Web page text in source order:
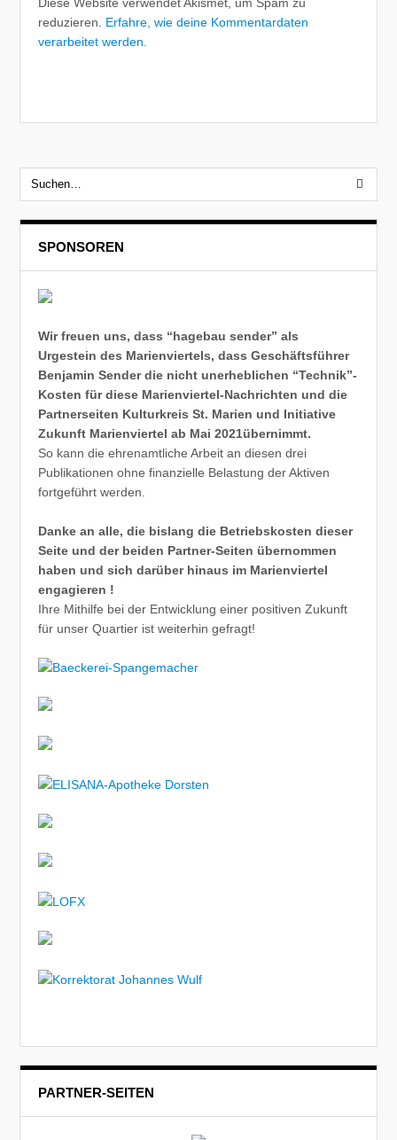
reduzieren. Erfahre, wie deine Kommentardaten
verarbeitet werden.
SPONSOREN
Wir freuen uns, dass “hagebau sender” als
Urgestein des Marienviertels, dass Geschäftsführer
Benjamin Sender die nicht unerheblichen “Technik”-
Kosten für diese Marienviertel-Nachrichten und die
Partnerseiten Kulturkreis St. Marien und Initiative
Zukunft Marienviertel ab Mai 2021übernimmt.
So kann die ehrenamtliche Arbeit an diesen drei
Publikationen ohne finanzielle Belastung der Aktiven
fortgeführt werden.
Danke an alle, die bislang die Betriebskosten dieser
Seite und der beiden Partner-Seiten übernommen
haben und sich darüber hinaus im Marienviertel
engagieren !
Ihre Mithilfe bei der Entwicklung einer positiven Zukunft
für unser Quartier ist weiterhin gefragt!
PARTNER-SEITEN